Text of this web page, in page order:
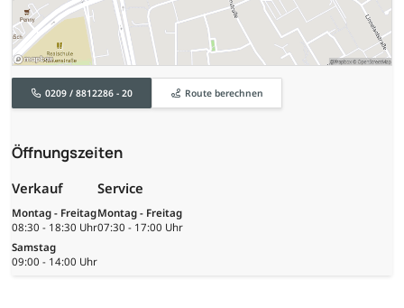
0209 / 8812286 - 20 Route berechnen
Öffnungszeiten
Verkauf
Montag - Freitag
08:30 - 18:30 Uhr
Samstag
09:00 - 14:00 Uhr
Service
Montag - Freitag
07:30 - 17:00 Uhr